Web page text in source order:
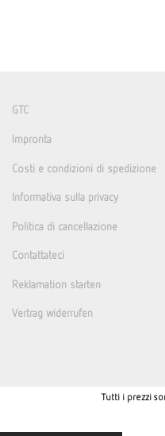
GTC
Impronta
Costi e condizioni di spedizione
Informativa sulla privacy
Politica di cancellazione
Contattateci
Reklamation starten
Vertrag widerrufen
Tutti i prezzi